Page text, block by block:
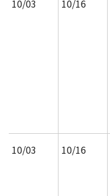
10/03 10/16
10/03 10/16